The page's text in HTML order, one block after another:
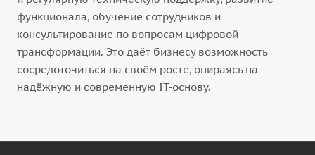
функционала, обучение сотрудников и
консультирование по вопросам цифровой
трансформации. Это даёт бизнесу возможность
сосредоточиться на своём росте, опираясь на
надёжную и современную IT-основу.